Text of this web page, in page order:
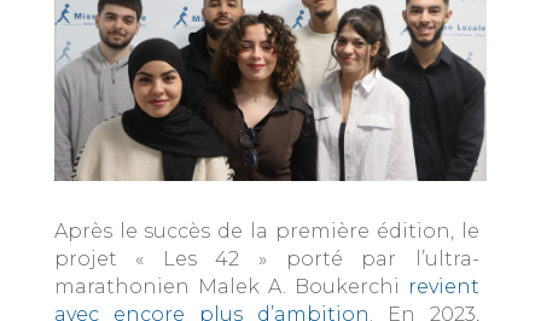
Après le succès de la première édition, le
projet « Les 42 » porté par l’ultra-
marathonien Malek A. Boukerchi revient
avec encore plus d’ambition. En 2023,